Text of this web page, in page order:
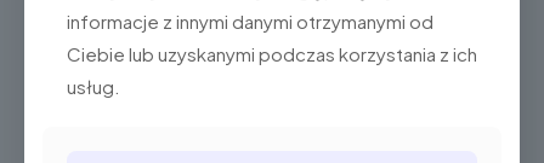
informacje z innymi danymi otrzymanymi od
Ciebie lub uzyskanymi podczas korzystania z ich
usług.